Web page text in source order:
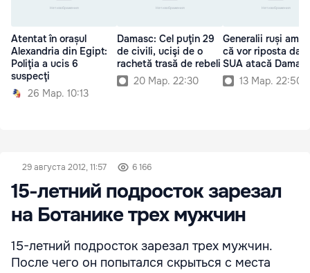
Atentat în orașul
Alexandria din Egipt:
Poliţia a ucis 6
suspecţi
26 Мар. 10:13
Damasc: Cel puţin 29
de civili, ucişi de o
rachetă trasă de rebeli
20 Мар. 22:30
Generalii ruși
că vor riposta
SUA atacă
13 Мар. 22:50
29 августа 2012, 11:57 6 166
15-летний подросток зарезал
на Ботанике трех мужчин
15-летний подросток зарезал трех мужчин.
После чего он попытался скрыться с места